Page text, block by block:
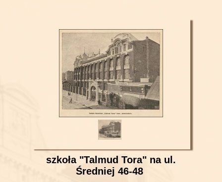
szkoła "Talmud Tora" na ul.
Średniej 46-48